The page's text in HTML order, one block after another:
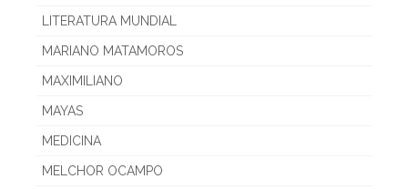
LITERATURA MUNDIAL
MARIANO MATAMOROS
MAXIMILIANO
MAYAS
MEDICINA
MELCHOR OCAMPO